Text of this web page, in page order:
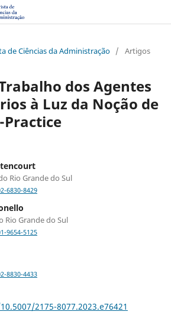
de Ciências da Administração / Artigos
dos Agentes
à Luz da Noção de
Rio Grande do Sul
6830-8429
Rio Grande do Sul
9654-5125
8830-4433
2175-8077.2023.e76421